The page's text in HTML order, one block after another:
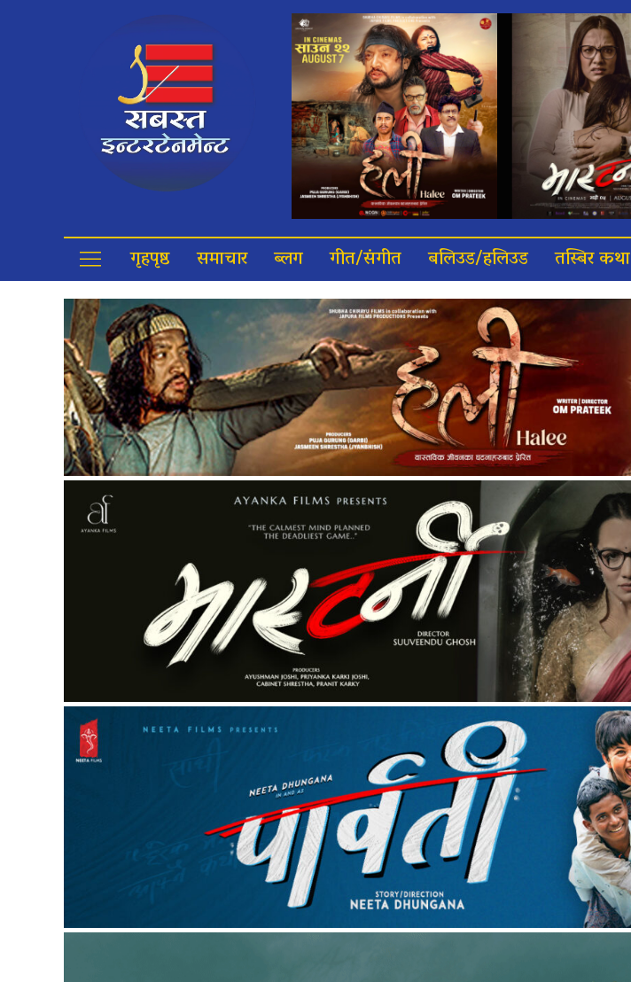
गृहपृष्ठ समाचार ब्लग गीत/संगीत बलिउड/हलिउड तस्बिर कथा